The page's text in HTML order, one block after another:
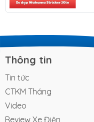
Hotline bảo
TikTok
Youtube
Địa chỉ cửa hàng:
CN2: 188 Lạc
Thông tin
Tin tức
CTKM Tháng
Video
Review Xe Điện